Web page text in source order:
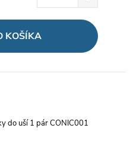
KOŠÍKA
do uší 1 pár CONIC001